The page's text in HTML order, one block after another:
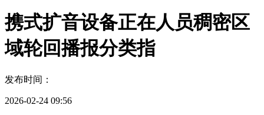
携式扩音设备正在人员稠密区
域轮回播报分类指
发布时间：
2026-02-24 09:56